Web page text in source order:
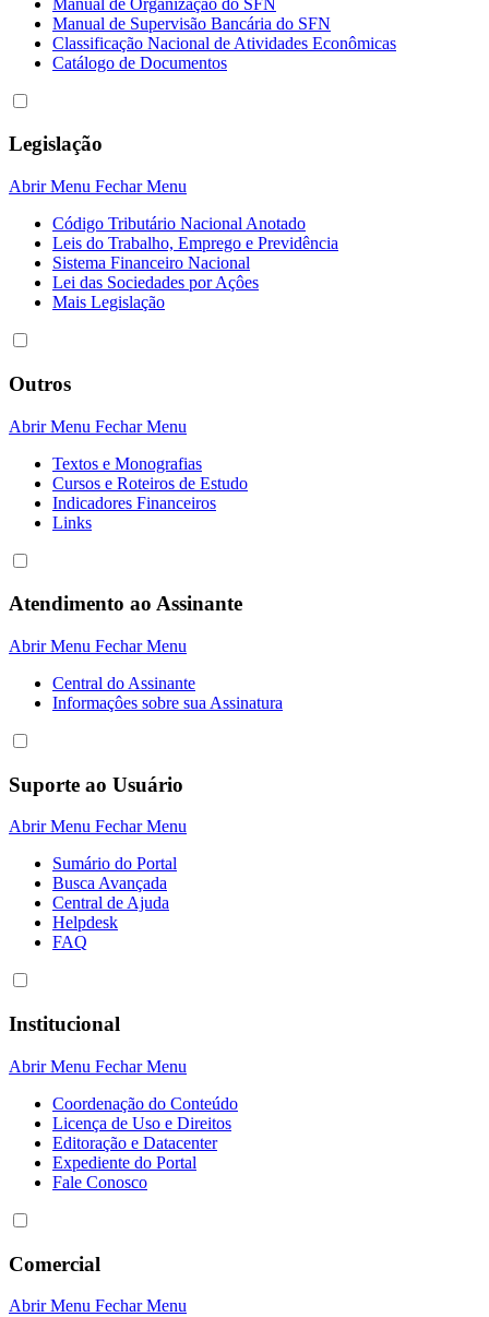
Manual de Supervisão Bancária do SFN
Classificação Nacional de Atividades Econômicas
Catálogo de Documentos
Legislação
Abrir Menu Fechar Menu
Código Tributário Nacional Anotado
Leis do Trabalho, Emprego e Previdência
Sistema Financeiro Nacional
Lei das Sociedades por Açôes
Mais Legislação
Outros
Abrir Menu Fechar Menu
Textos e Monografias
Cursos e Roteiros de Estudo
Indicadores Financeiros
Links
Atendimento ao Assinante
Abrir Menu Fechar Menu
Central do Assinante
Informaçôes sobre sua Assinatura
Suporte ao Usuário
Abrir Menu Fechar Menu
Sumário do Portal
Busca Avançada
Central de Ajuda
Helpdesk
FAQ
Institucional
Abrir Menu Fechar Menu
Coordenação do Conteúdo
Licença de Uso e Direitos
Editoração e Datacenter
Expediente do Portal
Fale Conosco
Comercial
Abrir Menu Fechar Menu